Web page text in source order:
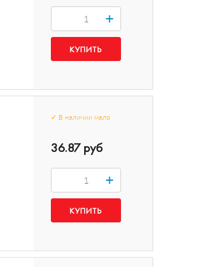
+
✓ В наличии мало
36.87 руб
+